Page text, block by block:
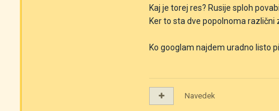
Kaj je torej res? Rusije sploh
Ker to sta dve popolnoma različni
Ko googlam najdem uradno listo
Navedek